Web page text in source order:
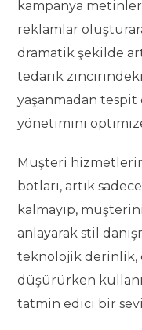
kampanya
reklamlar
dramatik şekilde
tedarik zincirindeki
yaşanmadan
yönetimini
Müşteri
botları, artık
kalmayıp,
anlayarak stil
teknolojik derinlik,
düşürürken
tatmin edici bir